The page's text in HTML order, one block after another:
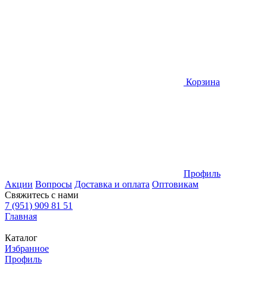
Корзина
Профиль
Акции Вопросы Доставка и оплата Оптовикам
Свяжитесь с нами
7 (951) 909 81 51
Главная
Каталог
Избранное
Профиль